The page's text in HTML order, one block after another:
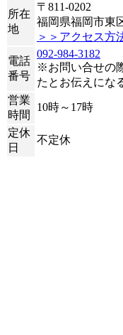
所在
地
〒811-0202
福岡県福岡市東
＞＞アクセス方
電話
番号
092-984-3182
※お問い合せの
たとお伝えにな
営業
時間
10時～17時
定休
日
不定休